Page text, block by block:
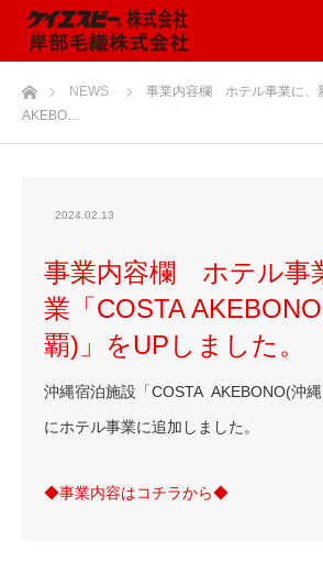
ホームNEWS
事業内容欄 ホテル事業に、
AKEBO…
2024.02.13
事業内容欄 ホテル事
業「COSTA
覇)」をUPしました。
沖縄宿泊施設「COSTA AKEBONO(沖
にホテル事業に追加しました。
◆事業内容はコチラから◆